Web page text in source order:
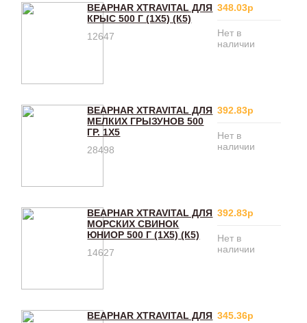
BEAPHAR XTRAVITAL ДЛЯ
КРЫС 500 Г (1Х5) (К5)
12647
348.03р
Нет в
наличии
BEAPHAR XTRAVITAL ДЛЯ
МЕЛКИХ ГРЫЗУНОВ 500
ГР. 1Х5
28498
392.83р
Нет в
наличии
BEAPHAR XTRAVITAL ДЛЯ
МОРСКИХ СВИНОК
ЮНИОР 500 Г (1Х5) (К5)
14627
392.83р
Нет в
наличии
BEAPHAR XTRAVITAL ДЛЯ 345.36р